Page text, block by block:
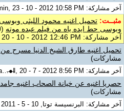
آخر مشاركة: admin, 23 - 10 - 2012 10:58 PM
مثبــت: تحميل اغنيه محمود الليثى
وبوسى حط ايده ياه من فيلم عبده موته (0 مشاركات)
آخر مشاركة: admin, 20 - 10 - 2012 12:46 PM
تحميل اغنيه طارق الشيخ الدنيا مسرح من
مشاركات)
آخر مشاركة: ǁ●̶…̶mĿ̶oka…̶●̶ǁ, 20 - 7 - 2012 8:56 PM
حصريا اغنيه عن خيانة الصحاب اغنيه
مشاركات)
آخر مشاركة: البرنسيسة توتا, 10 - 5 - 2011 9:53 PM